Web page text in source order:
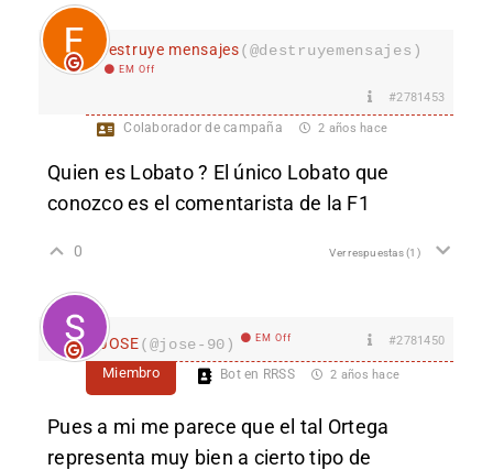
destruye mensajes(@destruyemensajes)
EM Off
#2781453
Colaborador de campaña 2 años hace
Quien es Lobato ? El único Lobato que
conozco es el comentarista de la F1
0 Ver respuestas(1)
JOSE(@jose-90) EM Off #2781450
Miembro Bot en RRSS 2 años hace
Pues a mi me parece que el tal Ortega
representa muy bien a cierto tipo de